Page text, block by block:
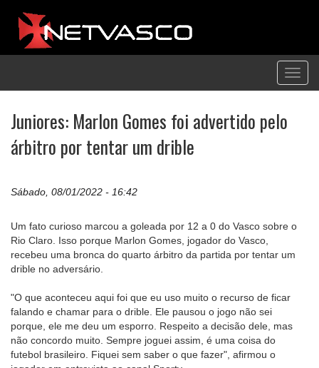
Juniores: Marlon Gomes foi advertido pelo
árbitro por tentar um drible
Sábado, 08/01/2022 - 16:42
Um fato curioso marcou a goleada por 12 a 0 do Vasco sobre o
Rio Claro. Isso porque Marlon Gomes, jogador do Vasco,
recebeu uma bronca do quarto árbitro da partida por tentar um
drible no adversário.
"O que aconteceu aqui foi que eu uso muito o recurso de ficar
falando e chamar para o drible. Ele pausou o jogo não sei
porque, ele me deu um esporro. Respeito a decisão dele, mas
não concordo muito. Sempre joguei assim, é uma coisa do
futebol brasileiro. Fiquei sem saber o que fazer", afirmou o